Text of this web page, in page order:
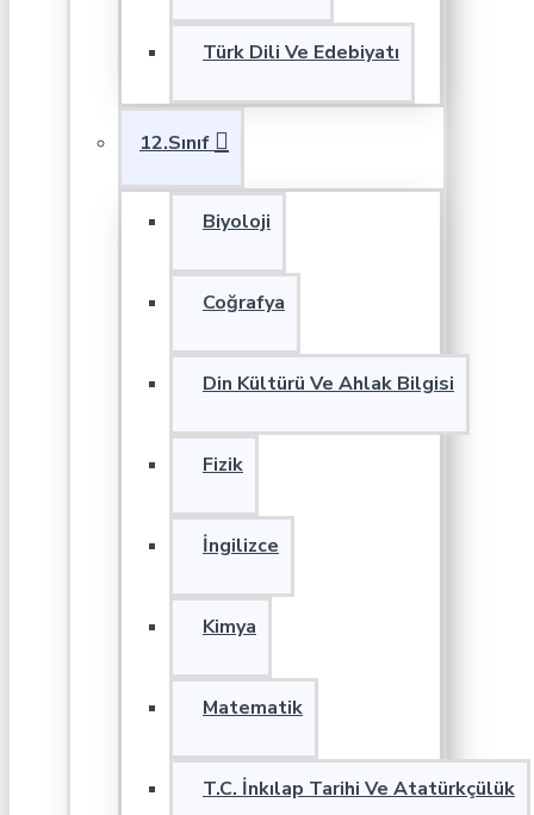
Türk Dili Ve Edebiyatı
12.Sınıf
Biyoloji
Coğrafya
Din Kültürü Ve Ahlak Bilgisi
Fizik
İngilizce
Kimya
Matematik
T.C. İnkılap Tarihi Ve Atatürkçülük